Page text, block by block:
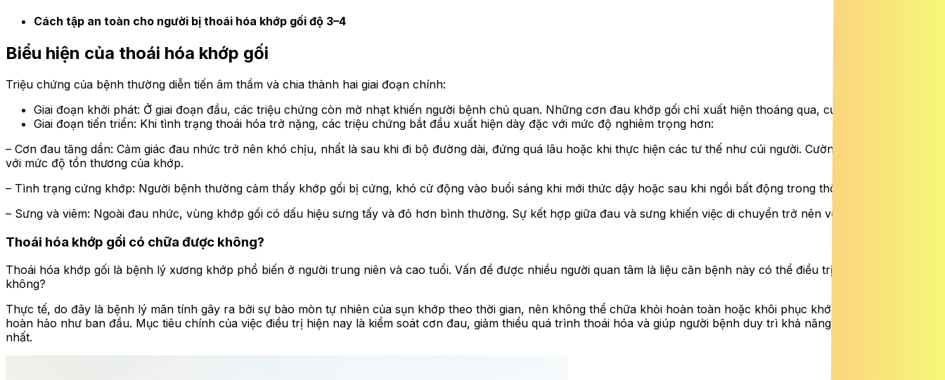
Cách tập an toàn cho người bị thoái hóa khớp gối độ 3–4
Biểu hiện của thoái hóa khớp gối
Triệu chứng của bệnh thường diễn tiến âm thầm và chia thành hai giai đoạn chính:
Giai đoạn khởi phát: Ở giai đoạn đầu, các triệu chứng còn mờ nhạt khiến người bệnh chủ quan. Những cơn đau khớp gối chỉ xuất hiện thoáng qua, cường độ nhẹ.
Giai đoạn tiến triển: Khi tình trạng thoái hóa trở nặng, các triệu chứng bắt đầu xuất hiện dày đặc với mức độ nghiêm trọng hơn:
– Cơn đau tăng dần: Cảm giác đau nhức trở nên khó chịu, nhất là sau khi đi bộ đường dài, đứng quá lâu hoặc khi thực hiện các tư thế như cúi người. Cường độ đau tỉ lệ thuận
với mức độ tổn thương của khớp.
– Tình trạng cứng khớp: Người bệnh thường cảm thấy khớp gối bị cứng, khó cử động vào buổi sáng khi mới thức dậy hoặc sau khi ngồi bất động trong thời gian dài.
– Sưng và viêm: Ngoài đau nhức, vùng khớp gối có dấu hiệu sưng tấy và đỏ hơn bình thường. Sự kết hợp giữa đau và sưng khiến việc di chuyển trở nên vô cùng khó khăn.
Thoái hóa khớp gối có chữa được không?
Thoái hóa khớp gối là bệnh lý xương khớp phổ biến ở người trung niên và cao tuổi. Vấn đề được nhiều người quan tâm là liệu căn bệnh này có thể điều trị dứt điểm hay
không?
Thực tế, do đây là bệnh lý mãn tính gây ra bởi sự bào mòn tự nhiên của sụn khớp theo thời gian, nên không thể chữa khỏi hoàn toàn hoặc khôi phục khớp gối về trạng thái
hoàn hảo như ban đầu. Mục tiêu chính của việc điều trị hiện nay là kiểm soát cơn đau, giảm thiểu quá trình thoái hóa và giúp người bệnh duy trì khả năng vận động tối ưu
nhất.